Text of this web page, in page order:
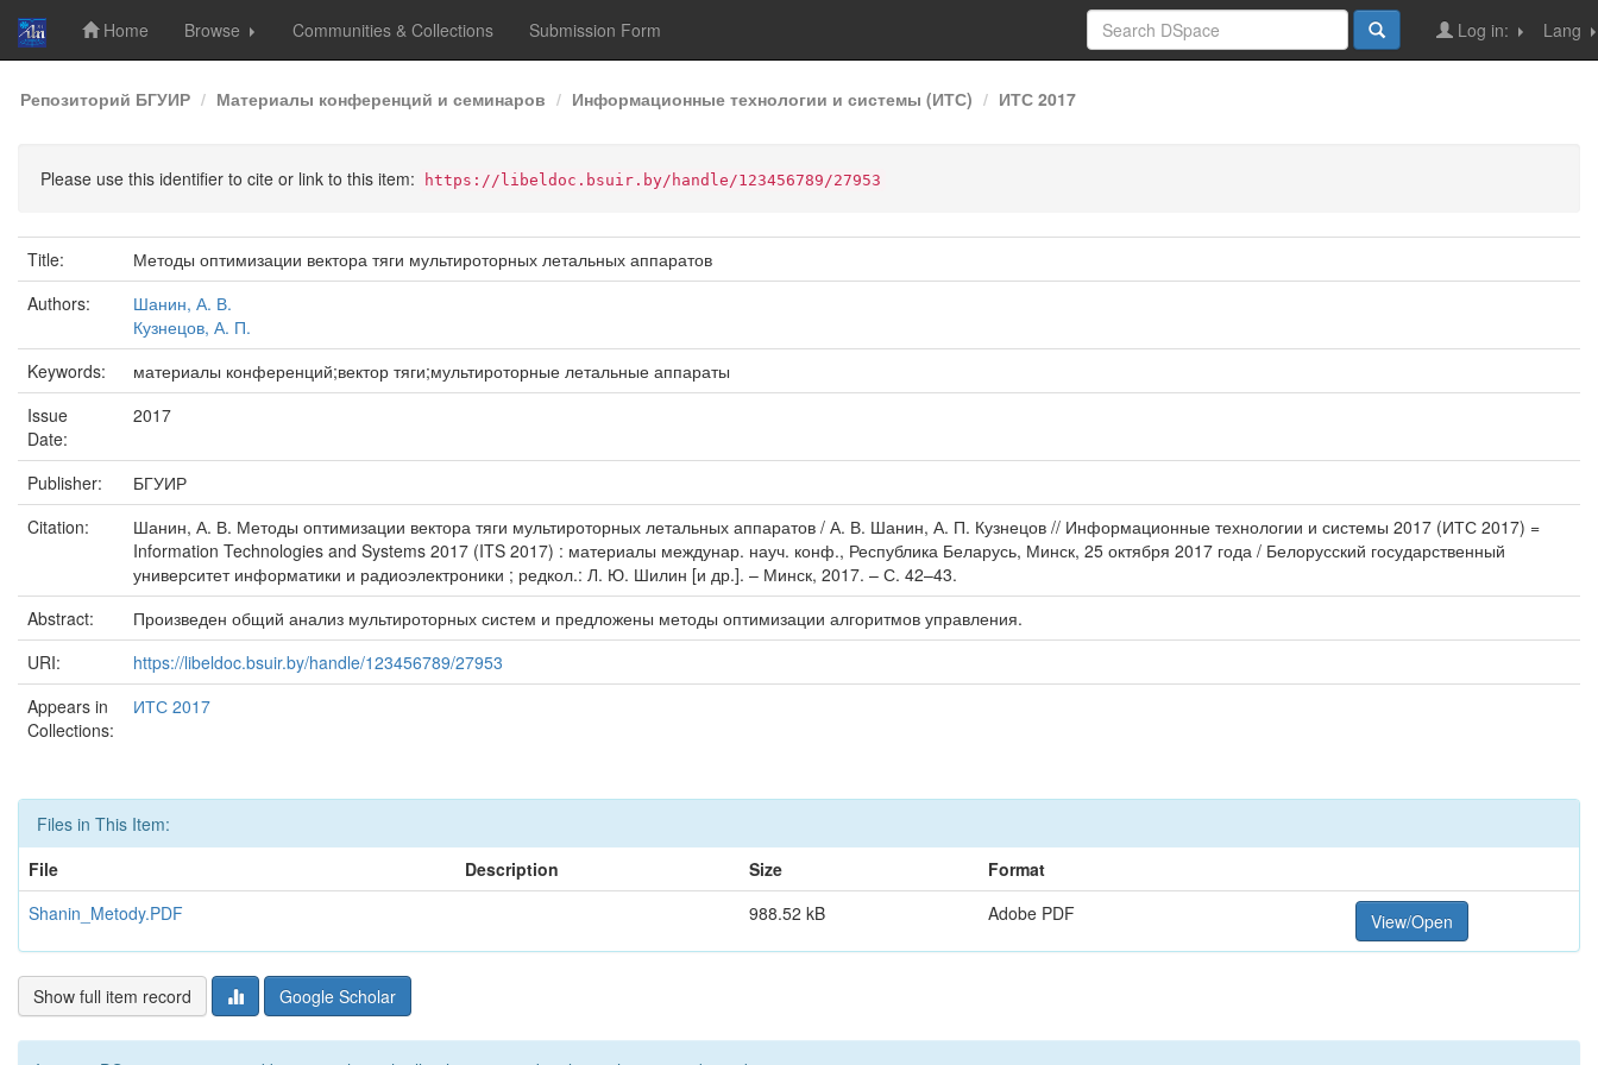
Skip
navigation
Home Browse Communities & Collections Submission Form Lang
Log in:
Репозиторий БГУИР Материалы конференций и семинаров Информационные технологии и системы (ИТС) ИТС 2017
Please use this identifier to cite or link to this item: https://libeldoc.bsuir.by/handle/123456789/27953
Title:
Методы оптимизации вектора тяги мультироторных летальных аппаратов
Authors:
Шанин, А. В.
Кузнецов, А. П.
Keywords:
материалы конференций;вектор тяги;мультироторные летальные аппараты
Issue
Date:
2017
Publisher:
БГУИР
Citation:
Шанин, А. В. Методы оптимизации вектора тяги мультироторных летальных аппаратов / А. В. Шанин, А. П. Кузнецов // Информационные технологии и системы 2017 (ИТС 2017) =
Information Technologies and Systems 2017 (ITS 2017) : материалы междунар. науч. конф., Республика Беларусь, Минск, 25 октября 2017 года / Белорусский государственный
университет информатики и радиоэлектроники ; редкол.: Л. Ю. Шилин [и др.]. – Минск, 2017. – С. 42–43.
Abstract:
Произведен общий анализ мультироторных систем и предложены методы оптимизации алгоритмов управления.
URI:
https://libeldoc.bsuir.by/handle/123456789/27953
Appears in
Collections:
ИТС 2017
Files in This Item:
File
Description Size
Format
Shanin_Metody.PDF
988.52 kB Adobe PDF View/Open
Show full item record Google Scholar